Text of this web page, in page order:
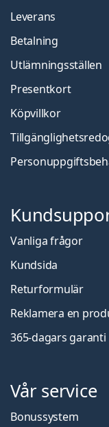
Leverans
Betalning
Utlämningsställen
Presentkort
Köpvillkor
Vanliga frågor
Kundsida
Returformulär
Reklamera en
365-dagars garanti
Vår service
Bonussystem